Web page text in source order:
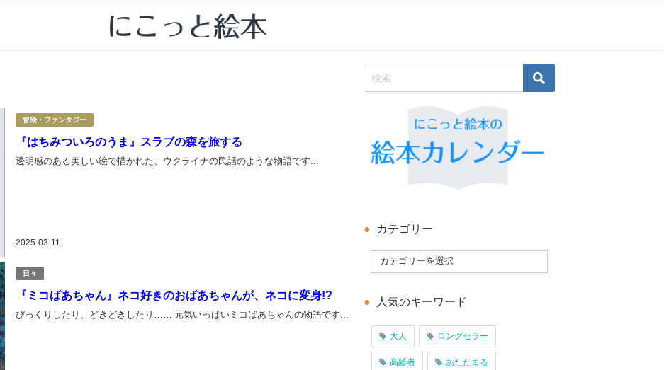
冒険・ファンタジー
『はちみついろのうま』スラブの森を旅する
2025-03-11
透明感のある美しい絵で描かれた、ウクライナの民話のような物語です...
日々
『ミコばあちゃん』ネコ好きのおばあちゃんが、ネコに変身!?
びっくりしたり、どきどきしたり…… 元気いっぱいミコばあちゃんの物語です...
カテゴリー
人気のキーワード
大人 ロングセラー
高齢者 あたたまる